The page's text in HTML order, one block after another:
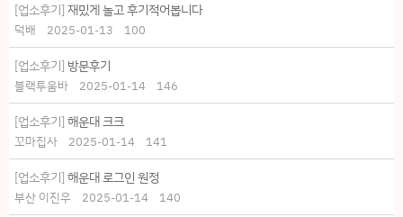
[업소후기] 재밌게 놀고 후기적어봅니다
덕배 2025-01-13 100
[업소후기] 방문후기
블랙투움바 2025-01-14 146
[업소후기] 해운대 크크
꼬마집사 2025-01-14 141
[업소후기] 해운대 로그인 원정
부산 이진우 2025-01-14 140